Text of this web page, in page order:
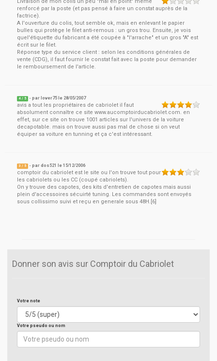
renforcé par la poste (et pas pensé à faire un constat auprès de la
factrice).
A l'ouverture du colis, tout semble ok, mais en enlevant le papier
bulles qui protège le filet anti-remous : un gros trou. Ensuite, je vois
quel'étiquette du fabricant a été coupée à "l'arrache" et un gros "A" est
écrit sur le filet.
Réponse type du service client : selon les conditions générales de
vente (CDG), il faut fournir le constat fait avec la poste pour demander
le remboursement de l'article.
4 / 5 - par lover75 le 28/05/2007
avis a tout les propriétaires de cabriolet il faut
absolument connaître ce site www.aucomptoirducabriolet.com. en
effet, sur ce site on trouve 1001 articles sur l'univers de la voiture
decapotable. mais on trouve aussi pas mal de chose si on veut
équiper sa voiture en tunning et ça c'est intéressant.
3 / 5 - pardos521 le15/12/2006
comptoir du cabriolet est le site ou l'on trouve tout pour
les cabriolets ou les CC (coupé cabriolets).
On y trouve des capotes, des kits d'entretien de capotes mais aussi
plein d'accessoires sécuirté tuning. Les commandes sont envoyés
sous collissimo suivi et reçu en generale sous 48H.[6]
Donner son avis sur Comptoir du Cabriolet
Votre note
Votre pseudo ou nom